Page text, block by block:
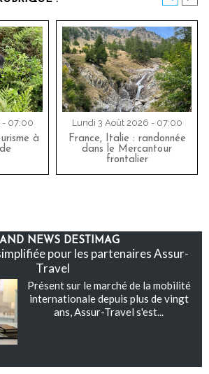
- 07:00
à
Lundi 3 Août 2026 - 07:00
France, Italie : randonnée
dans le Mercantour
frontalier
NEWS DESTIMAG
pour les partenaires Assur-
Travel
Présent sur le marché de la mobilité
internationale depuis plus de vingt
ans, Assur-Travel s'est...